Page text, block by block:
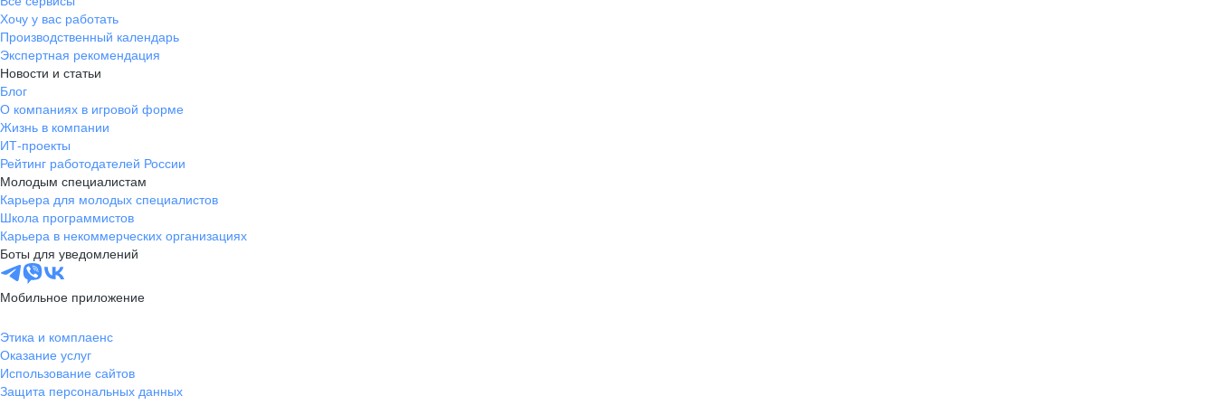
Хочу у вас работать
Производственный календарь
Экспертная рекомендация
Новости и статьи
Блог
О компаниях в игровой форме
Жизнь в компании
ИТ-проекты
Рейтинг работодателей России
Молодым специалистам
Карьера для молодых специалистов
Школа программистов
Карьера в некоммерческих организациях
Боты для уведомлений
Мобильное приложение
Этика и комплаенс
Оказание услуг
Использование сайтов
Защита персональных данных